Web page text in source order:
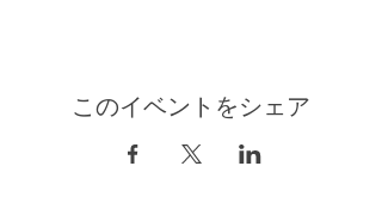
このイベントをシェア